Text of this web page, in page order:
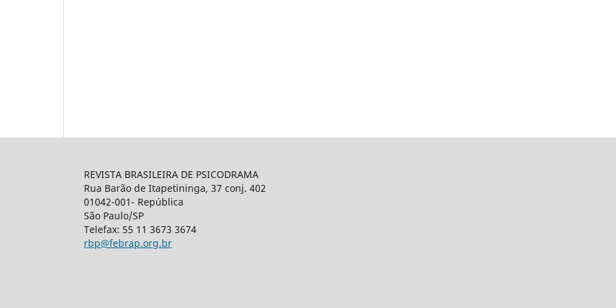
REVISTA BRASILEIRA DE PSICODRAMA
Rua Barão de Itapetininga, 37 conj. 402
01042-001- República
São Paulo/SP
Telefax: 55 11 3673 3674
rbp@febrap.org.br